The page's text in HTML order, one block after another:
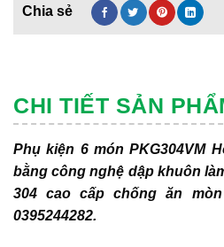
CHI TIẾT SẢN
Phụ kiện 6 món PKG304VM
bằng công nghệ dập khuôn
304 cao cấp chống ăn
0395244282.